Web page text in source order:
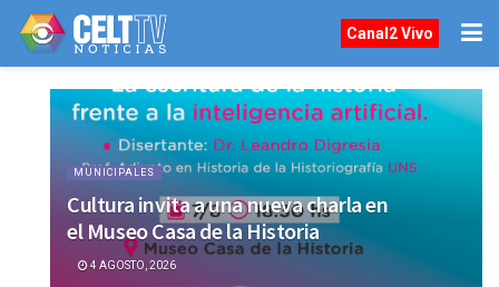
Canal2 Vivo
MUNICIPALES
Cultura invita a una nueva charla en
el Museo Casa de la Historia
4 AGOSTO, 2026